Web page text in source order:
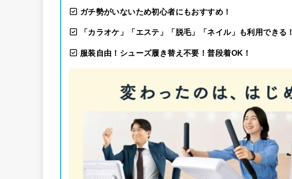
ガチ勢がいないため初心者にもおすすめ！
「カラオケ」「エステ」「脱毛」「ネイル」も利用できる！
服装自由！シューズ履き替え不要！普段着OK ！